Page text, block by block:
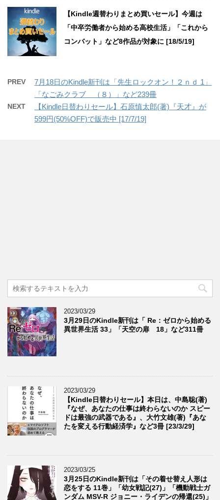
【Kindle週替わりまとめ買いセール】今週は
「中卒労働者から始める高校生活」「これから
コンバット」など8作品が対象に [18/5/19]
PREV
7月18日のKindle新刊は「先生ロックオン！２ｎｄ 1」
「なごみクラブ （８）」など239冊
NEXT
【Kindle日替わりセール】石原慎太郎(著)『天才』が
599円(50%OFF)で販売中 [17/7/19]
2023/03/29
3月29日のKindle新刊は「 Re：ゼロから始める
異世界生活 33」「天空の扉 18」など311冊
2023/03/29
【Kindle日替わりセール】本日は、中島聡(著)
『なぜ、あなたの仕事は終わらないのか スピー
ドは最強の武器である』、大竹文雄(著)『あな
たを変える行動経済学』など3冊 [23/3/29]
2023/03/25
3月25日のKindle新刊は「その着せ替え人形は
恋をする 11巻」「幼女戦記(27)」「機動戦士ガ
ンダム MSV-R ジョニー・ライデンの帰還(25)」